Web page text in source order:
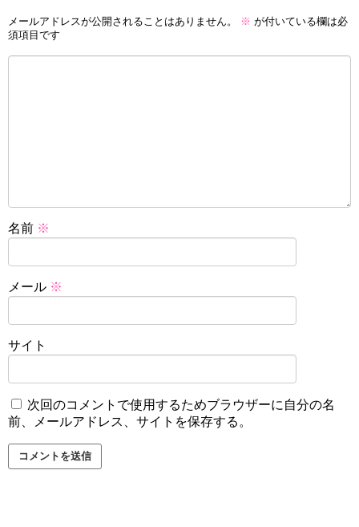
メールアドレスが公開されることはありません。 ※ が付いている欄は必
須項目です
名前 ※
メール ※
サイト
次回のコメントで使用するためブラウザーに自分の名
前、メールアドレス、サイトを保存する。